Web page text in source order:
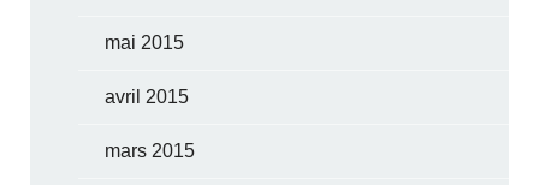
mai 2015
avril 2015
mars 2015